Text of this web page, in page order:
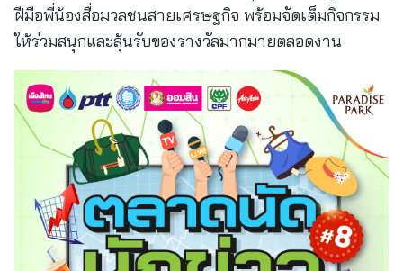
ฝีมือพี่น้องสื่อมวลชนสายเศรษฐกิจ พร้อมจัดเต็มกิจกรรม
ให้ร่วมสนุกและลุ้นรับของรางวัลมากมายตลอดงาน